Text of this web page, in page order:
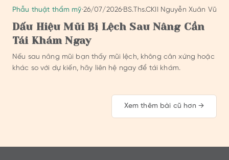
Phẫu thuật thẩm mỹ·26/07/2026·BS.Ths.CKII Nguyễn Xuân Vũ
Dấu Hiệu Mũi Bị Lệch Sau Nâng Cần
Tái Khám Ngay
Nếu sau nâng mũi bạn thấy mũi lệch, không cân xứng hoặc
khác so với dự kiến, hãy liên hệ ngay để tái khám.
Xem thêm bài cũ hơn →